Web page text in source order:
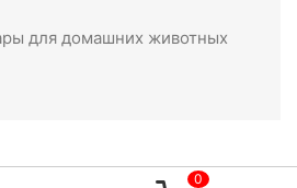
для домашних животных
0